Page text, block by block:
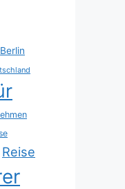
Berlin
Reise